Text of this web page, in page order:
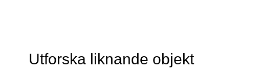
Utforska liknande objekt